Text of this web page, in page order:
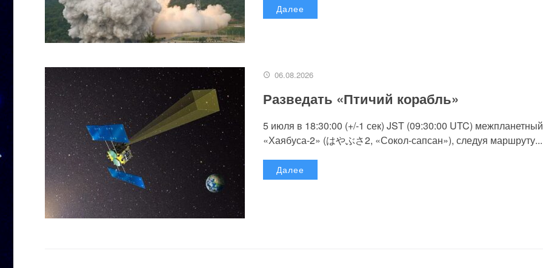
Далее
06.08.2026
Разведать «Птичий корабль»
5 июля в 18:30:00 (+/-1 сек) JST (09:30:00 UTC)
«Хаябуса-2» (はやぶさ2, «Сокол-сапсан»), следуя маршруту...
Далее